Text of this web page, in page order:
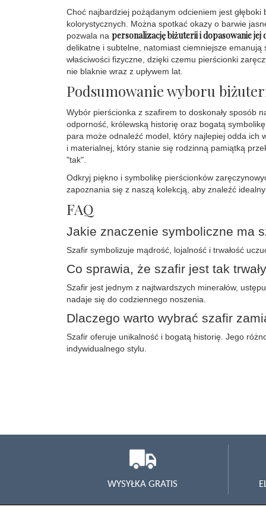
Choć najbardziej pożądanym odcieniem jest
kolorystycznych. Można spotkać okazy o barwie
pozwala na personalizację biżuterii i dopasowanie
delikatne i subtelne, natomiast ciemniejsze
właściwości fizyczne, dzięki czemu pierścionki
nie blaknie wraz z upływem lat.
Podsumowanie wyboru
Wybór pierścionka z szafirem to doskonały sposób
odporność, królewską historię oraz bogatą
para może odnaleźć model, który najlepiej odda ich
i materialnej, który stanie się rodzinną pamiątką
"tak".
Odkryj piękno i symbolikę pierścionków
zapoznania się z naszą kolekcją, aby znaleźć
FAQ
Jakie znaczenie symboliczne ma
Szafir symbolizuje mądrość, lojalność i trwałość
Co sprawia, że szafir jest tak
Szafir jest jednym z najtwardszych minerałów,
nadaje się do codziennego noszenia.
Dlaczego warto wybrać szafir
Szafir oferuje unikalność i bogatą historię. Jego
indywidualnego stylu.
WYSYŁKA GRATIS